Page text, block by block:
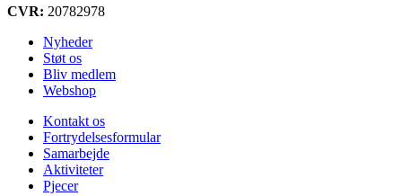
CVR: 20782978
Nyheder
Støt os
Bliv medlem
Webshop
Kontakt os
Fortrydelsesformular
Samarbejde
Aktiviteter
Pjecer